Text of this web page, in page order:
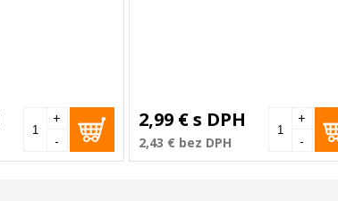
-
+ 2,99 €s DPH
2,43 € bez DPH -
+